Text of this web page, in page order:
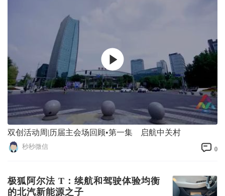
双创活动周|历届主会场回顾•第一集 启航中关村
秒秒微信 0
极狐阿尔法 T：续航和驾驶体验均衡
的北汽新能源之子